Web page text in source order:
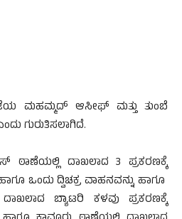
ಮಹಮ್ಮದ್ ಆಸೀಫ್ ಮತ್ತು ತುಂಬೆ
ಗುರುತಿಸಲಾಗಿದೆ.
ಠಾಣೆಯಲ್ಲಿ ದಾಖಲಾದ 3 ಪ್ರಕರಣಕ್ಕೆ
ಒಂದು ದ್ವಿಚಕ್ರ ವಾಹನವನ್ನು ಹಾಗೂ
ಬ್ಯಾಟರಿ ಕಳವು ಪ್ರಕರಣಕ್ಕೆ